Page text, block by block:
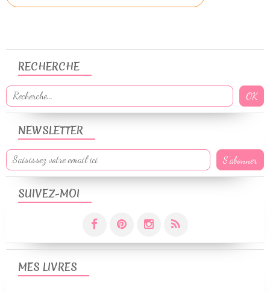
NEWSLETTER
SUIVEZ-MOI
RECHERCHE
MES LIVRES